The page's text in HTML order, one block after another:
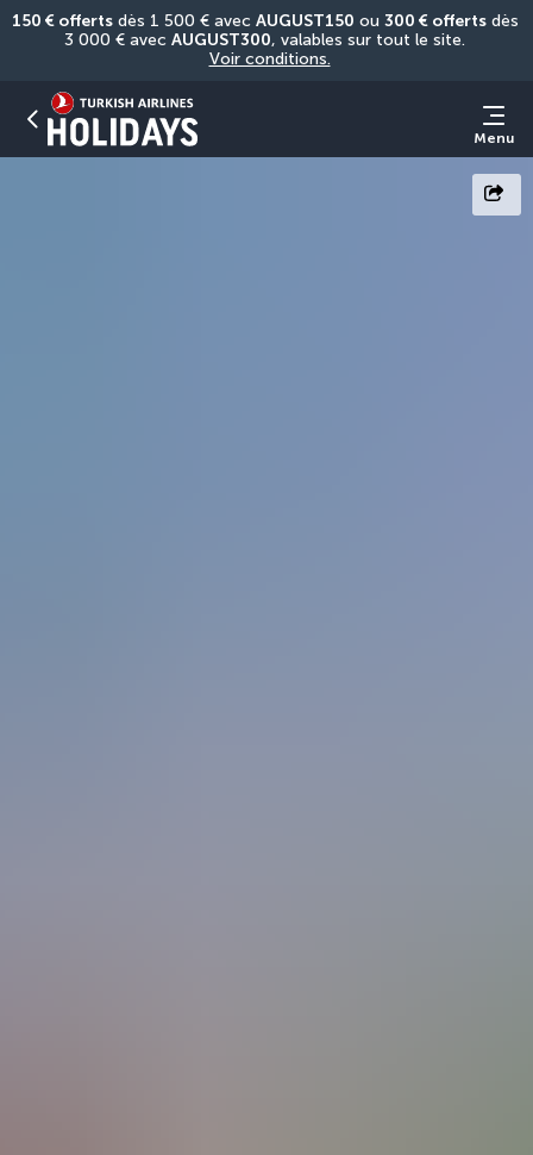
150 € offerts dès 1 500 € avec AUGUST150 ou 300 € offerts dès
3 000 € avec AUGUST300
Voir conditions.
Menu